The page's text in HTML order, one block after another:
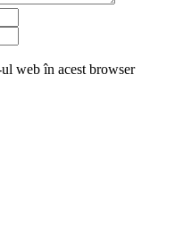
web în acest browser